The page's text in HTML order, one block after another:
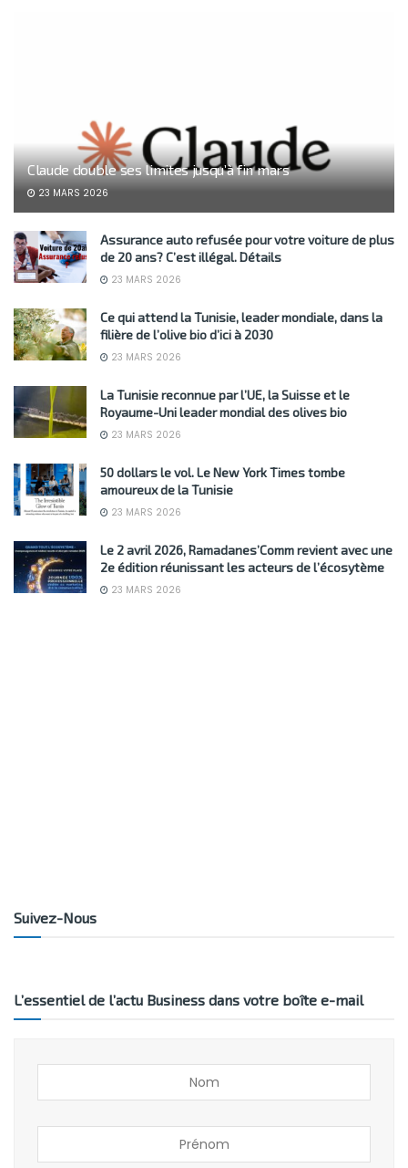
Claude double ses limites jusqu’à fin mars
23 MARS 2026
Assurance auto refusée pour votre voiture de plus
de 20 ans? C’est illégal. Détails
23 MARS 2026
Ce qui attend la Tunisie, leader mondiale, dans la
filière de l’olive bio d’ici à 2030
23 MARS 2026
La Tunisie reconnue par l’UE, la Suisse et le
Royaume-Uni leader mondial des olives bio
23 MARS 2026
50 dollars le vol. Le New York Times tombe
amoureux de la Tunisie
23 MARS 2026
Le 2 avril 2026, Ramadanes’Comm revient avec une
2e édition réunissant les acteurs de l’écosytème
23 MARS 2026
Suivez-Nous
L’essentiel de l’actu Business dans votre boîte e-mail